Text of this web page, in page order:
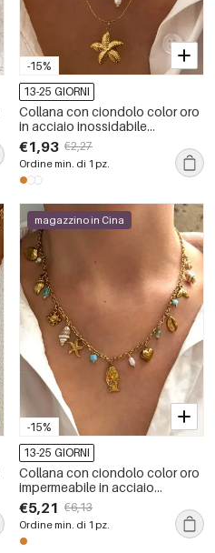
-15%
13-25 GIORNI
Collana con ciondolo color oro
in acciaio inossidabile
oceanico da 1 pezzo
€1,93 €2,27
Ordine min. di 1 pz.
-15%
magazzino in Cina
13-25 GIORNI
Collana con ciondolo color oro
impermeabile in acciaio
inossidabile oceanico da 1
pezzo
€5,21 €6,13
Ordine min. di 1 pz.